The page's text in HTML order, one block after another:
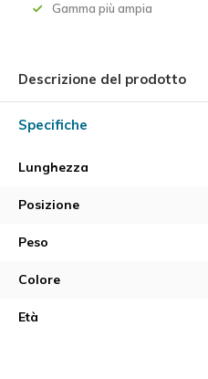
Gamma più ampia
Descrizione del prodotto
Specifiche
Lunghezza
Posizione
Peso
Colore
Età